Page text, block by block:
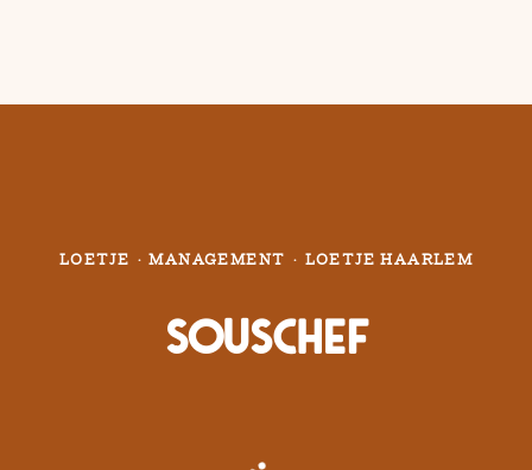
LOETJE · MANAGEMENT · LOETJE HAARLEM
Souschef